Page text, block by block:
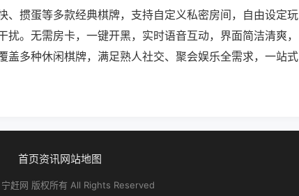
、掼蛋等多款经典棋牌，支持自定义私密房间，自由设定玩
。无需房卡，一键开黑，实时语音互动，界面简洁清爽，
盖多种休闲棋牌，满足熟人社交、聚会娱乐全需求，一站式
首页资讯网站地图
赶网 版权所有 All Rights Reserved